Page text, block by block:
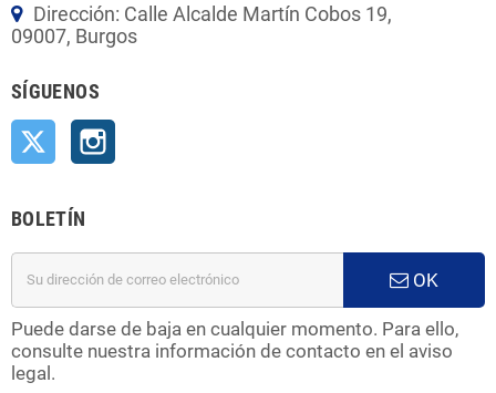
Dirección: Calle Alcalde Martín Cobos 19,
09007, Burgos
SÍGUENOS
Twitter
BOLETÍN
OK
Puede darse de baja en cualquier momento. Para ello,
consulte nuestra información de contacto en el aviso
legal.